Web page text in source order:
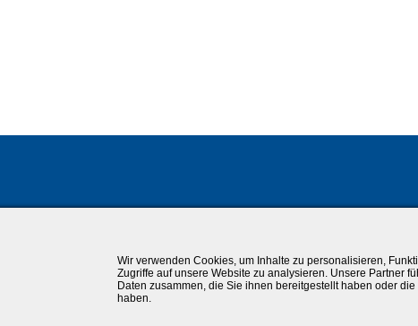
Wir verwenden Cookies, um Inhalte zu personalisieren,
Zugriffe auf unsere Website zu analysieren. Unsere Partner
Daten zusammen, die Sie ihnen bereitgestellt haben oder
haben.